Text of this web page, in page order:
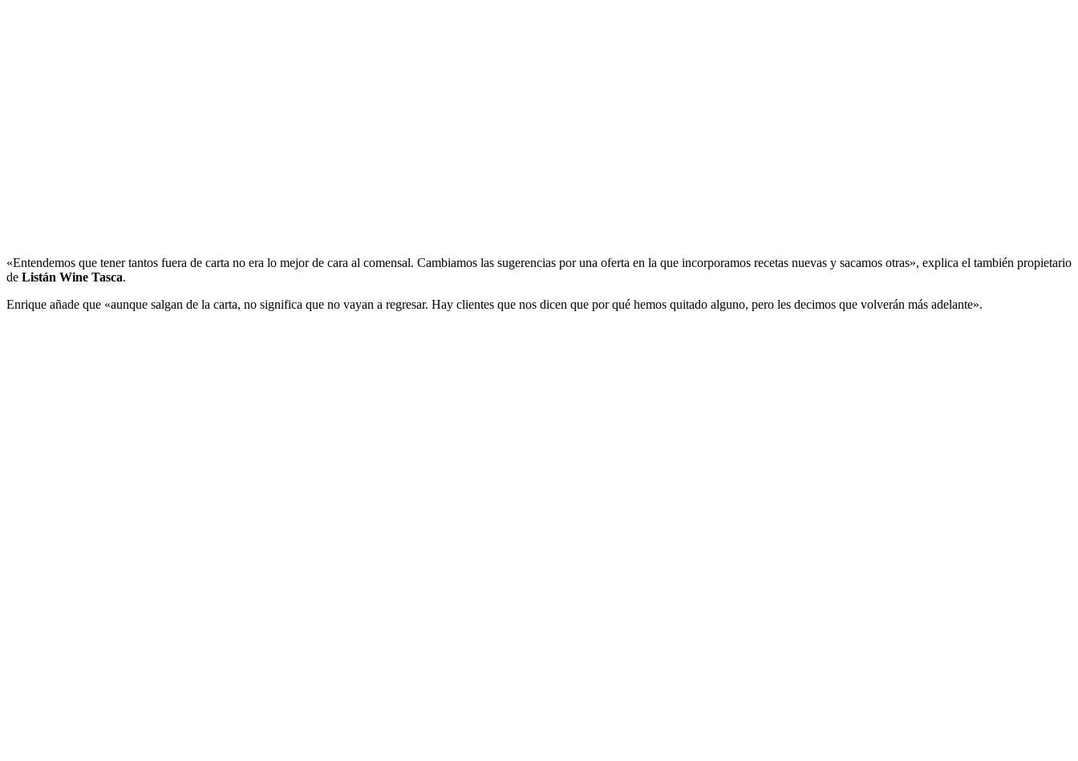
«Entendemos que tener tantos fuera de carta no era lo mejor de cara al comensal. Cambiamos las sugerencias por una oferta en la que incorporamos recetas nuevas y sacamos otras», explica el también propietario
de Listán Wine Tasca.
Enrique añade que «aunque salgan de la carta, no significa que no vayan a regresar. Hay clientes que nos dicen que por qué hemos quitado alguno, pero les decimos que volverán más adelante».